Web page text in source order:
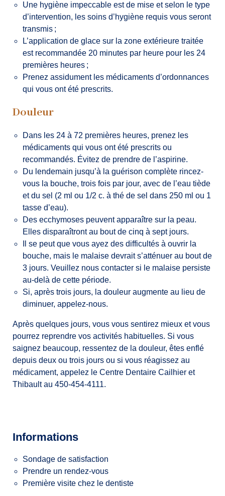
Une hygiène impeccable est de mise et selon le type
d’intervention, les soins d’hygiène requis vous seront
transmis ;
L’application de glace sur la zone extérieure traitée
est recommandée 20 minutes par heure pour les 24
premières heures ;
Prenez assidument les médicaments d’ordonnances
qui vous ont été prescrits.
Douleur
Dans les 24 à 72 premières heures, prenez les
médicaments qui vous ont été prescrits ou
recommandés. Évitez de prendre de l’aspirine.
Du lendemain jusqu’à la guérison complète rincez-
vous la bouche, trois fois par jour, avec de l’eau tiède
et du sel (2 ml ou 1/2 c. à thé de sel dans 250 ml ou 1
tasse d’eau).
Des ecchymoses peuvent apparaître sur la peau.
Elles disparaîtront au bout de cinq à sept jours.
Il se peut que vous ayez des difficultés à ouvrir la
bouche, mais le malaise devrait s’atténuer au bout de
3 jours. Veuillez nous contacter si le malaise persiste
au-delà de cette période.
Si, après trois jours, la douleur augmente au lieu de
diminuer, appelez-nous.
Après quelques jours, vous vous sentirez mieux et vous
pourrez reprendre vos activités habituelles. Si vous
saignez beaucoup, ressentez de la douleur, êtes enflé
depuis deux ou trois jours ou si vous réagissez au
médicament, appelez le Centre Dentaire Cailhier et
Thibault au 450-454-4111.
Informations
Sondage de satisfaction
Prendre un rendez-vous
Première visite chez le dentiste